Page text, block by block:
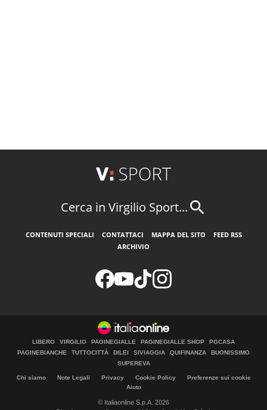
Cerca in Virgilio Sport...
CONTENUTI SPECIALI CONTATTACI MAPPA DEL SITO
FEED RSS
ARCHIVIO
LIBERO VIRGILIO PAGINEGIALLE PAGINEGIALLE SHOP
PGCASA
PAGINEBIANCHE
TUTTOCITTÀ DILEI SIVIAGGIA QUIFINANZA
BUONISSIMO
SUPEREVA
Chi siamo Note Legali Privacy Cookie Policy
Preferenze sui cookie
Aiuto
© Italiaonline S.p.A. 2026